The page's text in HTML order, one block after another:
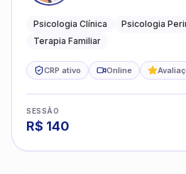
famílias
Psicologia Clínica
Psicologia
Terapia Familiar
CRP ativo Online
SESSÃO
R$ 140